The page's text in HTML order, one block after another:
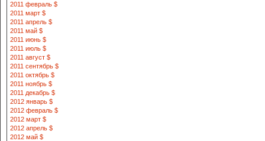
2011 февраль $
2011 март $
2011 апрель $
2011 май $
2011 июнь $
2011 июль $
2011 август $
2011 сентябрь $
2011 октябрь $
2011 ноябрь $
2011 декабрь $
2012 январь $
2012 февраль $
2012 март $
2012 апрель $
2012 май $